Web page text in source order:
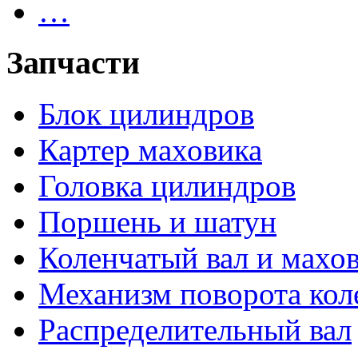
…
Запчасти
Блок цилиндров
Картер маховика
Головка цилиндров
Поршень и шатун
Коленчатый вал и
Механизм поворота
Распределительный вал